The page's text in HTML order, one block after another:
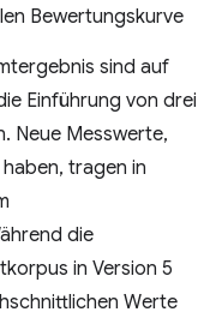
Bewertungskurve
sind auf
Einführung von drei
Neue Messwerte,
tragen in
die
in Version 5
Werte